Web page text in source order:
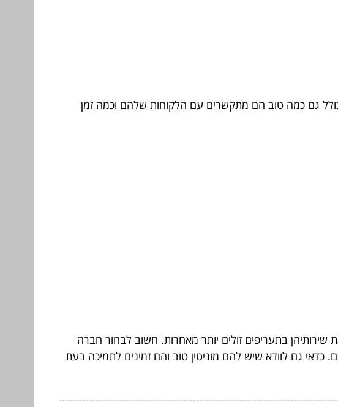
כולל גם כמה טוב הם מתקשרים עם הלקוחות שלהם וכמה זמן
בתעריפים זולים יותר מאחרות. חשוב לבחור חברה
גם לוודא שיש להם מוניטין טוב והם זמינים לתמיכה בעת